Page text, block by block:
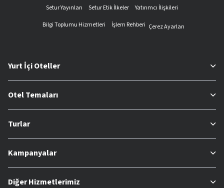
Setur Yayınları
Setur Etik İlkeler
Yatırımcı İlişkileri
Bilgi Toplumu Hizmetleri
İşlem Rehberi Çerez Ayarları
Yurt İçi Oteller
Otel Temaları
Turlar
Kampanyalar
Diğer Hizmetlerimiz